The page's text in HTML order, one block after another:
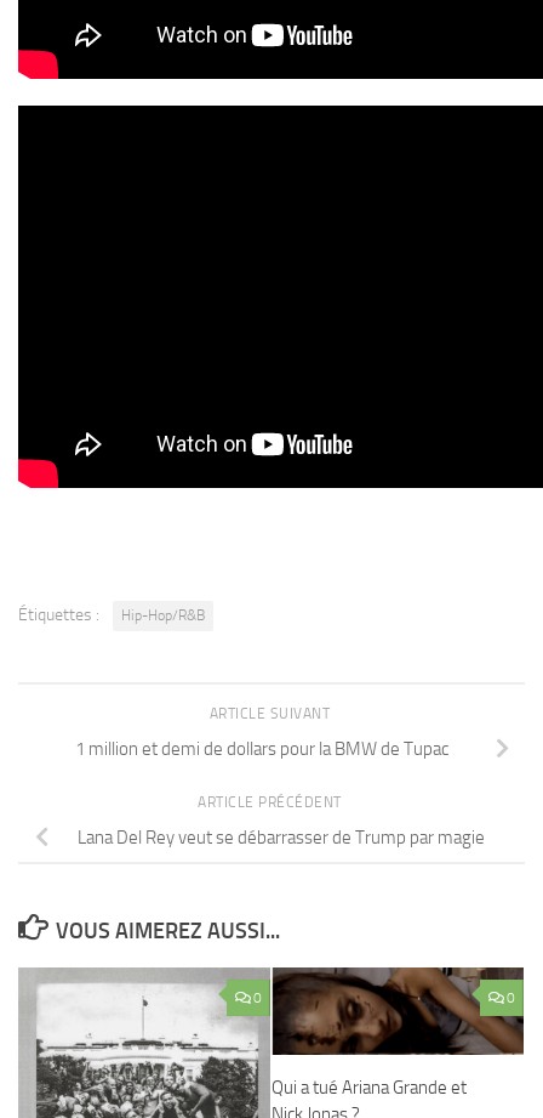
Étiquettes : Hip-Hop/R&B
ARTICLE SUIVANT
1 million et demi de dollars pour la BMW de Tupac
ARTICLE PRÉCÉDENT
Lana Del Rey veut se débarrasser de Trump par magie
VOUS AIMEREZ AUSSI...
0 0
Qui a tué Ariana Grande et